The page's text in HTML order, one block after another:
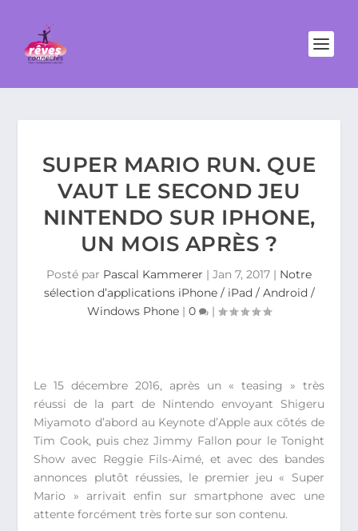
SUPER MARIO RUN. QUE
VAUT LE SECOND JEU
NINTENDO SUR IPHONE,
UN MOIS APRÈS ?
Posté par Pascal Kammerer | Jan 7, 2017 | Notre
sélection d’applications iPhone / iPad / Android /
Windows Phone | 0 |
Le 15 décembre 2016, après un « teasing » très
réussi de la part de Nintendo envoyant Shigeru
Miyamoto d’abord au Keynote d’Apple aux côtés de
Tim Cook, puis chez Jimmy Fallon pour le Tonight
Show avec Reggie Fils-Aimé, et avec des bandes
annonces plutôt réussies, le premier jeu « Super
Mario » arrivait enfin sur smartphone avec une
attente forcément très forte sur son contenu.